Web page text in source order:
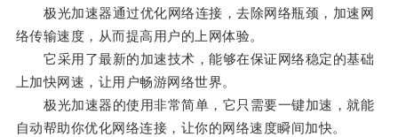
极光加速器通过优化网络连接，去除网络瓶颈，加速网
络传输速度，从而提高用户的上网体验。
它采用了最新的加速技术，能够在保证网络稳定的基础
上加快网速，让用户畅游网络世界。
极光加速器的使用非常简单，它只需要一键加速，就能
自动帮助你优化网络连接，让你的网络速度瞬间加快。